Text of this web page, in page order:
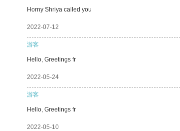
Horny Shriya called you
2022-07-12
游客
Hello, Greetings fr
2022-05-24
游客
Hello, Greetings fr
2022-05-10